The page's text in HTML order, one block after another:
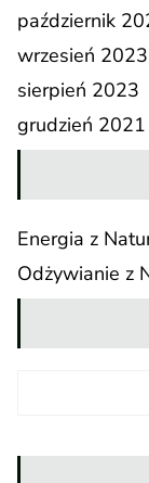
październik
wrzesień 2023
sierpień 2023
grudzień 2021
Energia z
Odżywianie z